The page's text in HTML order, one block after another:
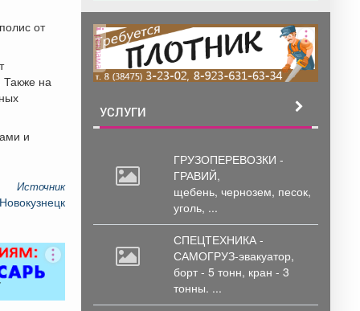
от
Также на
и
Источник
реклама
УСЛУГИ
ГРУЗОПЕРЕВОЗКИ -
ГРАВИЙ,
щебень, чернозем, песок,
уголь, ...
СПЕЦТЕХНИКА -
САМОГРУЗ-эвакуатор,
борт - 5 тонн, кран - 3
тонны. ...